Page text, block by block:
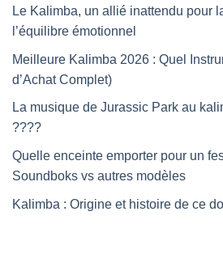
Le Kalimba, un allié inattendu pour
l’équilibre émotionnel
Meilleure Kalimba 2026 : Quel
d’Achat Complet)
La musique de Jurassic Park au
????
Quelle enceinte emporter pour un
Soundboks vs autres modèles
Kalimba : Origine et histoire de ce